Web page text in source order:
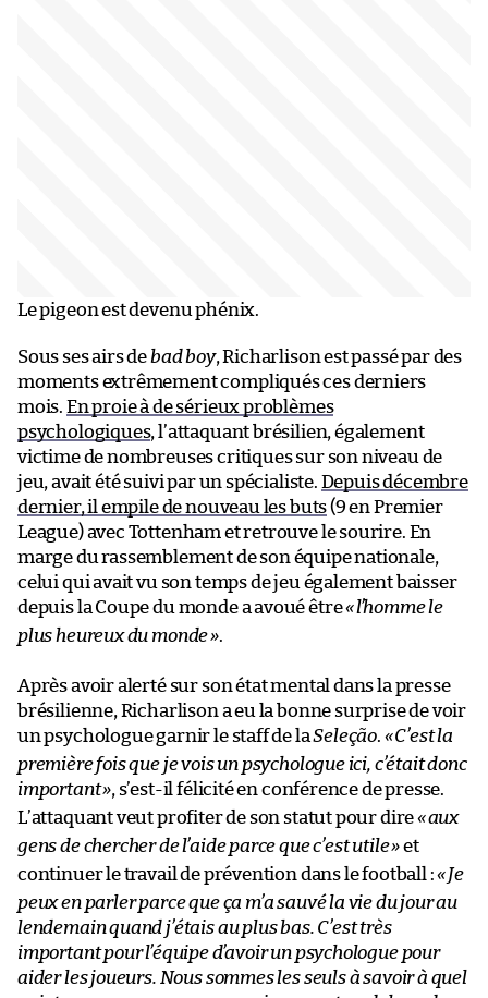
Le pigeon est devenu phénix.
Sous ses airs de bad boy, Richarlison est passé par des
moments extrêmement compliqués ces derniers
mois. En proie à de sérieux problèmes
psychologiques, l’attaquant brésilien, également
victime de nombreuses critiques sur son niveau de
jeu, avait été suivi par un spécialiste. Depuis décembre
dernier, il empile de nouveau les buts(9 en Premier
League) avec Tottenham et retrouve le sourire. En
marge du rassemblement de son équipe nationale,
celui qui avait vu son temps de jeu également baisser
depuis la Coupe du monde a avoué être«l’homme le
plus heureux du monde».
Après avoir alerté sur son état mental dans la presse
brésilienne, Richarlison a eu la bonne surprise de voir
un psychologue garnir le staff de laSeleção. «C’est la
première fois que je vois un psychologue ici, c’était donc
important», s’est-il félicité en conférence de presse.
L’attaquant veut profiter de son statut pour dire«aux
gens de chercher de l’aide parce que c’est utile»et
continuer le travail de prévention dans le football :«Je
peux en parler parce que ça m’a sauvé la vie du jour au
lendemain quand j’étais au plus bas. C’est très
important pour l’équipe d’avoir un psychologue pour
aider les joueurs. Nous sommes les seuls à savoir à quel